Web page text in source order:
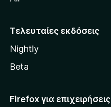
i
l
a
Τελευταίες εκδόσεις
Nightly
Beta
Firefox για επιχειρήσεις